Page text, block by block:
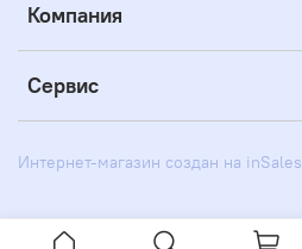
Компания
Сервис
Интернет-магазин создан на inSales